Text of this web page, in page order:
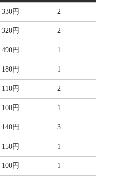
330円 2
320円 2
490円 1
180円 1
110円 2
100円 1
140円 3
150円 1
100円 1